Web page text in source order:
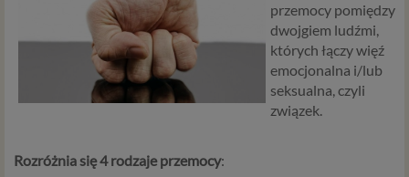
przemocy pomiędzy
dwojgiem ludźmi,
których łączy więź
emocjonalna i/lub
seksualna, czyli
związek.
Rozróżnia się 4 rodzaje przemocy: